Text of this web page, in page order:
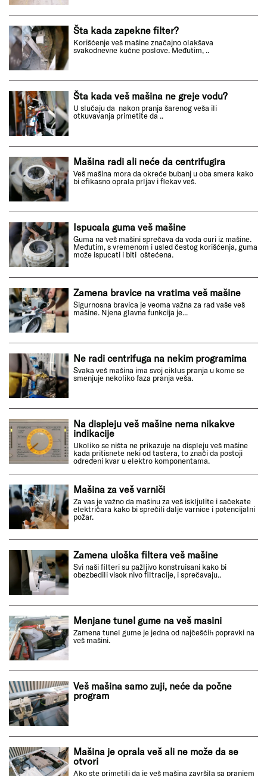
Šta kada zapekne filter?
Korišćenje veš mašine značajno olakšava
svakodnevne kućne poslove. Međutim, ..
Šta kada veš mašina ne greje vodu?
U slučaju da nakon pranja šarenog veša ili
otkuvavanja primetite da ..
Mašina radi ali neće da centrifugira
Veš mašina mora da okreće bubanj u oba smera kako
bi efikasno oprala prljav i flekav veš.
Ispucala guma veš mašine
Guma na veš mašini sprečava da voda curi iz mašine.
Međutim, s vremenom i usled čestog korišćenja, guma
može ispucati i biti oštećena.
Zamena bravice na vratima veš mašine
Sigurnosna bravica je veoma važna za rad vaše veš
mašine. Njena glavna funkcija je...
Ne radi centrifuga na nekim programima
Svaka veš mašina ima svoj ciklus pranja u kome se
smenjuje nekoliko faza pranja veša.
Na displeju veš mašine nema nikakve
indikacije
Ukoliko se ništa ne prikazuje na displeju veš mašine
kada pritisnete neki od tastera, to znači da postoji
određeni kvar u elektro komponentama.
Mašina za veš varniči
Za vas je važno da mašinu za veš iskljulite i sačekate
električara kako bi sprečili dalje varnice i potencijalni
požar.
Zamena uloška filtera veš mašine
Svi naši filteri su pažljivo konstruisani kako bi
obezbedili visok nivo filtracije, i sprečavaju..
Menjane tunel gume na veš masini
Zamena tunel gume je jedna od najčešćih popravki na
veš mašini.
Veš mašina samo zuji, neće da počne
program
Mašina je oprala veš ali ne može da se
otvori
Ako ste primetili da je veš mašina završila sa pranjem